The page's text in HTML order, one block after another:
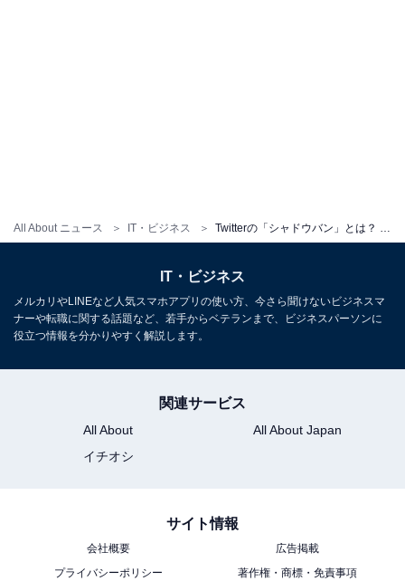
All About ニュース IT・ビジネス
シャドウバンには以下の4種類があり、検索結果に表示
くなるなどの制限が行われます。
において表示する順番に優先順位を付けています。シャ
ドウバンになっているときは、検索表示の優先順位が下
げられます。また、ツイートが不適切（センシティブ）
ザーには、ツイートが表示されなくなります。
IT・ビジネス
メルカリやLINEなど人気スマホアプリの使い方、今さら聞けないビジネスマ
ナーや転職に関する話題など、若手からベテランまで、ビジネスパーソンに
役立つ情報を分かりやすく解説します。
関連サービス
All About
All About Japan
イチオシ
サイト情報
会社概要
広告掲載
プライバシーポリシー
著作権・商標・免責事項